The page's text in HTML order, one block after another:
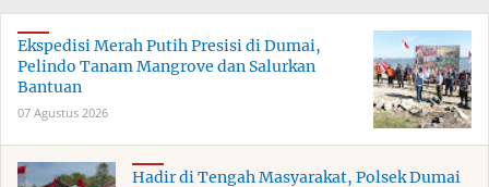
Ekspedisi Merah Putih Presisi di Dumai,
Pelindo Tanam Mangrove dan Salurkan
Bantuan
07 Agustus 2026
Hadir di Tengah Masyarakat, Polsek Dumai